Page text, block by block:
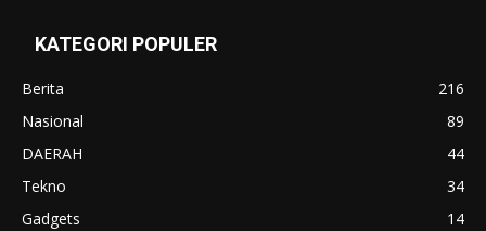
KATEGORI POPULER
Berita
216
Nasional
89
DAERAH
44
Tekno
34
Gadgets
14